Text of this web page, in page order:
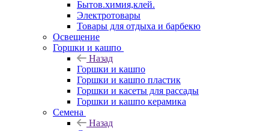
Бытов.химия,клей.
Электротовары
Товары для отдыха и барбекю
Освещение
Горшки и кашпо
Назад
Горшки и кашпо
Горшки и кашпо пластик
Горшки и касеты для рассады
Горшки и кашпо керамика
Семена
Назад